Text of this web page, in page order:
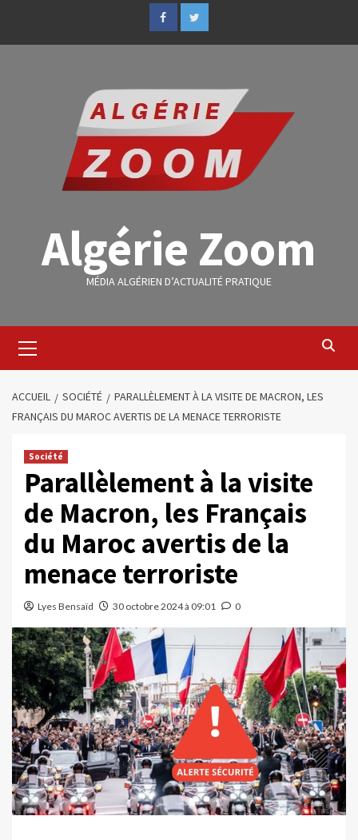
Algérie Zoom
MÉDIA ALGÉRIEN D’ACTUALITÉ PRATIQUE
ACCUEIL SOCIÉTÉ
PARALLÈLEMENT À LA VISITE DE MACRON, LES
FRANÇAIS DU MAROC AVERTIS DE LA MENACE TERRORISTE
Société
Parallèlement à la visite
de Macron, les Français
du Maroc avertis de la
menace terroriste
Lyes Bensaïd 30 octobre 2024 à 09:01 0